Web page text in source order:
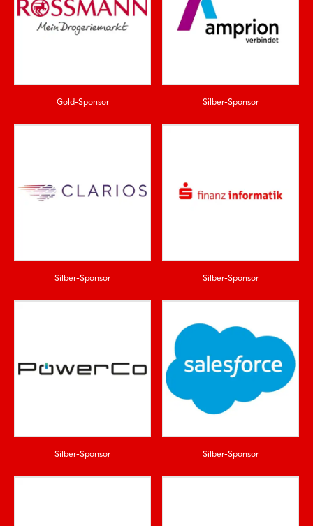
Gold-Sponsor Silber-Sponsor
Silber-Sponsor Silber-Sponsor
Silber-Sponsor Silber-Sponsor